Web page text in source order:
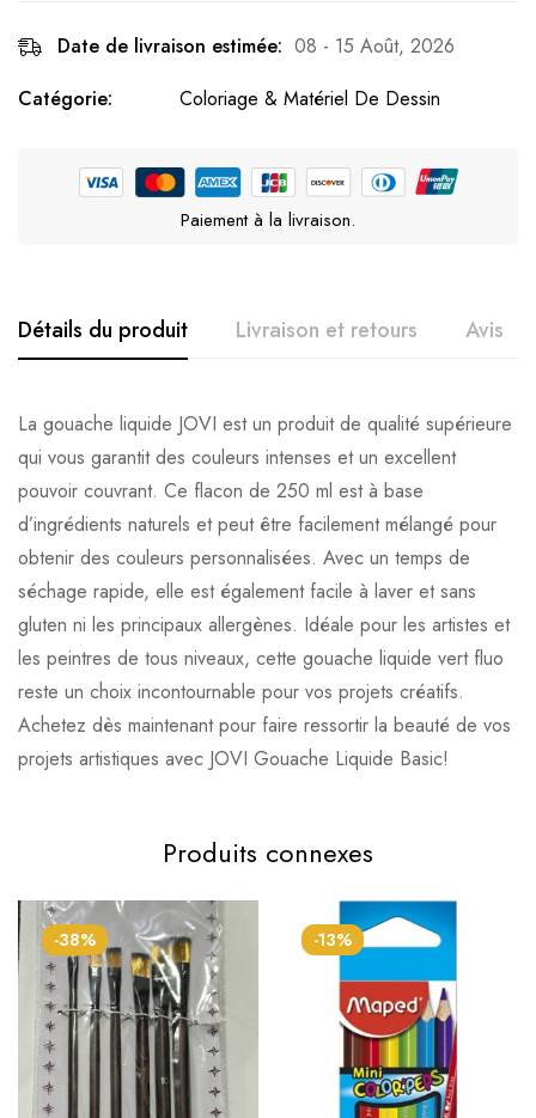
Date de livraison estimée: 08 - 15 Août, 2026
Catégorie:
Coloriage & Matériel De Dessin
Paiement à la livraison.
Détails du produit Livraison et retours Avis
La gouache liquide JOVI est un produit de qualité supérieure
qui vous garantit des couleurs intenses et un excellent
pouvoir couvrant. Ce flacon de 250 ml est à base
d’ingrédients naturels et peut être facilement mélangé pour
obtenir des couleurs personnalisées. Avec un temps de
séchage rapide, elle est également facile à laver et sans
gluten ni les principaux allergènes. Idéale pour les artistes et
les peintres de tous niveaux, cette gouache liquide vert fluo
reste un choix incontournable pour vos projets créatifs.
Achetez dès maintenant pour faire ressortir la beauté de vos
projets artistiques avec JOVI Gouache Liquide Basic!
Produits connexes
-38% -13%